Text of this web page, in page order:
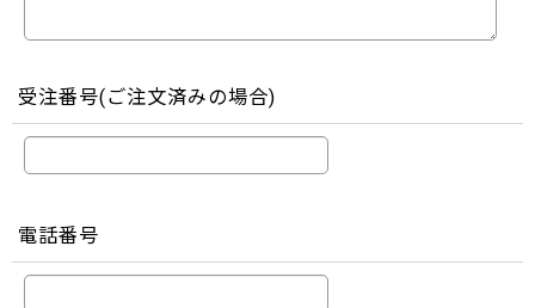
受注番号(ご注文済みの場合)
電話番号